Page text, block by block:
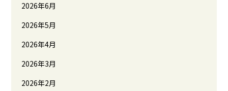
2026年6月
2026年5月
2026年4月
2026年3月
2026年2月